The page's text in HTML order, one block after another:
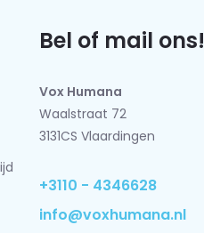
Bel of mail ons!
Vox Humana
Waalstraat 72
3131CS Vlaardingen
+3110 - 4346628
info@voxhumana.nl